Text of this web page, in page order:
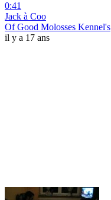
0:41
Jack à Coo
Of Good Molosses Kennel's
il y a 17 ans